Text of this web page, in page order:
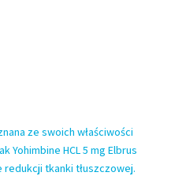
ze swoich właściwości
HCL 5 mg Elbrus
tkanki tłuszczowej.